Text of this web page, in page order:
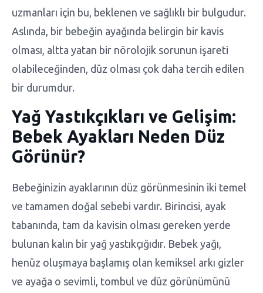
uzmanları için bu, beklenen ve sağlıklı bir bulgudur.
Aslında, bir bebeğin ayağında belirgin bir kavis
olması, altta yatan bir nörolojik sorunun işareti
olabileceğinden, düz olması çok daha tercih edilen
bir durumdur.
Yağ Yastıkçıkları ve Gelişim:
Bebek Ayakları Neden Düz
Görünür?
Bebeğinizin ayaklarının düz görünmesinin iki temel
ve tamamen doğal sebebi vardır. Birincisi, ayak
tabanında, tam da kavisin olması gereken yerde
bulunan kalın bir yağ yastıkçığıdır. Bebek yağı,
henüz oluşmaya başlamış olan kemiksel arkı gizler
ve ayağa o sevimli, tombul ve düz görünümünü